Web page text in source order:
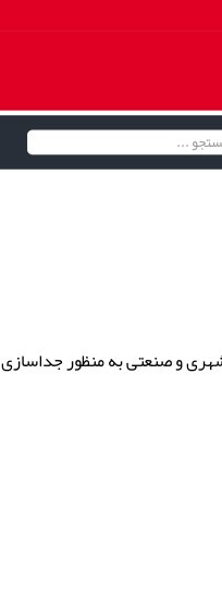
و صنعتی به منظور جداسازی